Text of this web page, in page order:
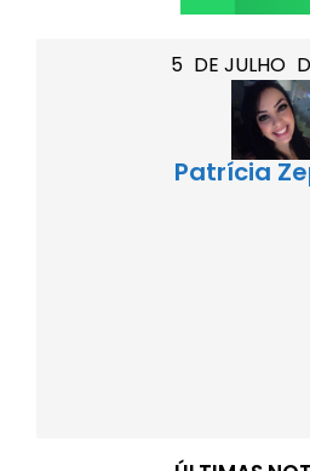
5 DE JULHO
Patrícia